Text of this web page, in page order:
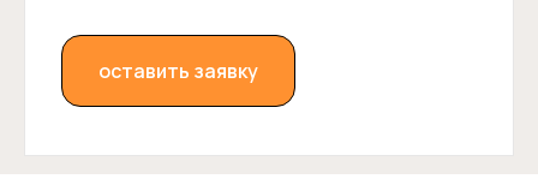
оставить заявку